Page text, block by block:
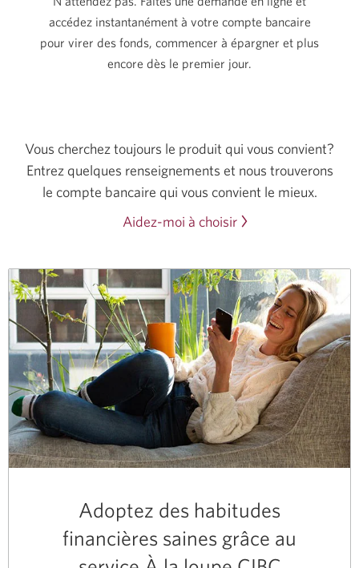
accédez instantanément à votre compte bancaire
pour virer des fonds, commencer à épargner et plus
encore dès le premier jour.
Vous cherchez toujours le produit qui vous convient?
Entrez quelques renseignements et nous trouverons
le compte bancaire qui vous convient le mieux.
Aidez-moi à choisir
Adoptez des habitudes
financières saines grâce au